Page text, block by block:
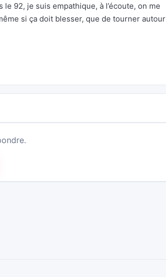
92, je suis empathique, à l’écoute, on me
si ça doit blesser, que de tourner autour